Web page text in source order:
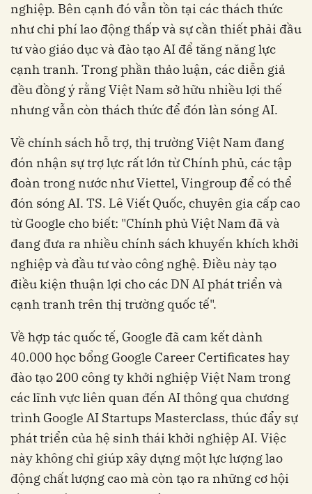
nghiệp. Bên cạnh đó vẫn tồn tại các thách thức
như chi phí lao động thấp và sự cần thiết phải đầu
tư vào giáo dục và đào tạo AI để tăng năng lực
cạnh tranh. Trong phần thảo luận, các diễn giả
đều đồng ý rằng Việt Nam sở hữu nhiều lợi thế
nhưng vẫn còn thách thức để đón làn sóng AI.
Về chính sách hỗ trợ, thị trường Việt Nam đang
đón nhận sự trợ lực rất lớn từ Chính phủ, các tập
đoàn trong nước như Viettel, Vingroup để có thể
đón sóng AI. TS. Lê Viết Quốc, chuyên gia cấp cao
từ Google cho biết: "Chính phủ Việt Nam đã và
đang đưa ra nhiều chính sách khuyến khích khởi
nghiệp và đầu tư vào công nghệ. Điều này tạo
điều kiện thuận lợi cho các DN AI phát triển và
cạnh tranh trên thị trường quốc tế".
Về hợp tác quốc tế, Google đã cam kết dành
40.000 học bổng Google Career Certificates hay
đào tạo 200 công ty khởi nghiệp Việt Nam trong
các lĩnh vực liên quan đến AI thông qua chương
trình Google AI Startups Masterclass, thúc đẩy sự
phát triển của hệ sinh thái khởi nghiệp AI. Việc
này không chỉ giúp xây dựng một lực lượng lao
động chất lượng cao mà còn tạo ra những cơ hội